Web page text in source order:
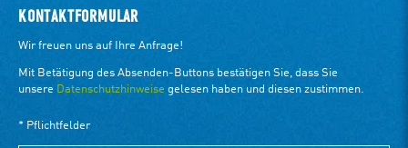
KONTAKTFORMULAR